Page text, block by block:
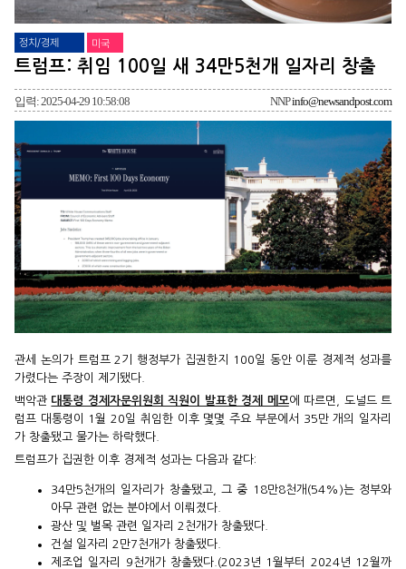
정치/경제 미국
트럼프: 취임 100일 새 34만5천개 일자리 창출
입력: 2025-04-29 10:58:08 NNPinfo@newsandpost.com
관세 논의가 트럼프 2기 행정부가 집권한지 100일 동안 이룬 경제적 성과를
가렸다는 주장이 제기됐다.
백악관 대통령 경제자문위원회 직원이 발표한 경제 메모에 따르면, 도널드 트
럼프 대통령이 1월 20일 취임한 이후 몇몇 주요 부문에서 35만 개의 일자리
가 창출됐고 물가는 하락했다.
트럼프가 집권한 이후 경제적 성과는 다음과 같다:
34만5천개의 일자리가 창출됐고, 그 중 18만8천개(54%)는 정부와
아무 관련 없는 분야에서 이뤄졌다.
광산 및 벌목 관련 일자리 2천개가 창출됐다.
건설 일자리 2만7천개가 창출됐다.
제조업 일자리 9천개가 창출됐다.(2023년 1월부터 2024년 12월까